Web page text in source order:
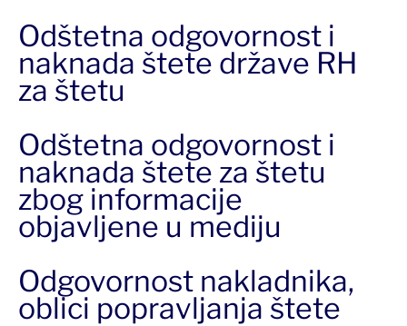
Odštetna odgovornost i
naknada štete države RH
za štetu
Odštetna odgovornost i
naknada štete za štetu
zbog informacije
objavljene u mediju
Odgovornost nakladnika,
oblici popravljanja štete